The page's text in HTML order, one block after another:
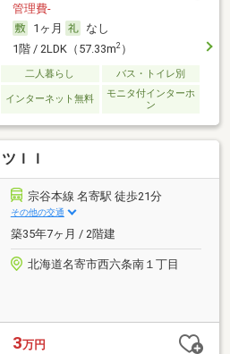
管理費-
1ヶ月
なし
1階 / 2LDK（57.33m2）
二人暮らし バス・トイレ別
インターネット無料
モニタ付インターホ
ン
ＩＩ
宗谷本線 名寄駅 徒歩21分
その他の交通
築35年7ヶ月 / 2階建
北海道名寄市西六条南１丁目
3万円